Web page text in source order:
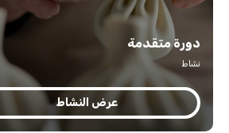
دورة متقدمة
نشاط
عرض النشاط